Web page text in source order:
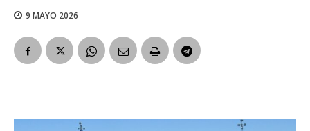
9 MAYO 2026